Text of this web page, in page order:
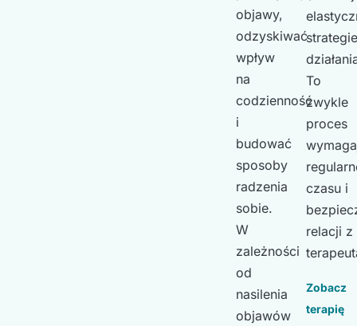
objawy,
odzyskiwać
wpływ
na
codzienność
i
budować
sposoby
radzenia
sobie.
W
zależności
od
nasilenia
objawów
strategie
To
zwykle
proces
czasu i
relacji z
Zobacz
terapię